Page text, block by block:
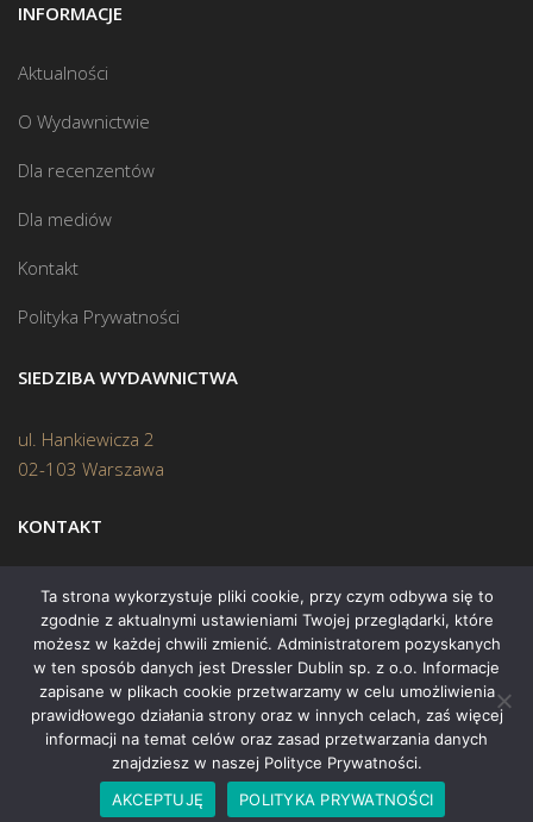
INFORMACJE
Aktualności
O Wydawnictwie
Dla recenzentów
Dla mediów
Kontakt
Polityka Prywatności
SIEDZIBA WYDAWNICTWA
ul. Hankiewicza 2
02-103 Warszawa
KONTAKT
Biuro:(22) 45 70 402
Mail:biuro@swiatksiazki.pl
Copyright © 2015 Świat Książki. Wszelkie prawa zastrzeżone
Ta strona wykorzystuje pliki cookie, przy czym odbywa się to
zgodnie z aktualnymi ustawieniami Twojej przeglądarki, które
możesz w każdej chwili zmienić. Administratorem pozyskanych
w ten sposób danych jest Dressler Dublin sp. z o.o. Informacje
zapisane w plikach cookie przetwarzamy w celu umożliwienia
prawidłowego działania strony oraz w innych celach, zaś więcej
informacji na temat celów oraz zasad przetwarzania danych
znajdziesz w naszej Polityce Prywatności.
AKCEPTUJĘ
POLITYKA PRYWATNOŚCI